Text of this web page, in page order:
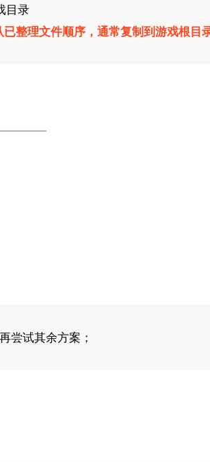
目录
已整理文件顺序，通常复制到游戏根目
尝试其余方案；